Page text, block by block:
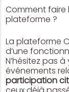
​Comment faire
plateforme ?
La plateforme
d’une
N’hésitez pas
événements
participation